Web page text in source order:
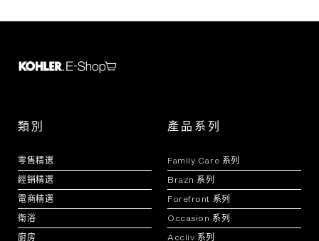
類別
零售精選
經銷精選
電商精選
衛浴
廚房
產品系列
Family Care 系列
Brazn 系列
Forefront 系列
Occasion 系列
Accliv 系列